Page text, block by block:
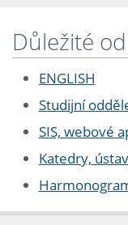
Důležité
ENGLISH
Studijní
SIS, webové
Katedry,